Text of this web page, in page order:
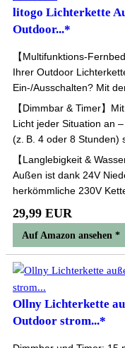
litogo Lichterkette
Outdoor...*
【Multifunktions-
Ihrer Outdoor
Ein-/Ausschalten? Mit
【Dimmbar & Timer】
Licht jeder Situation an
(z. B. 4 oder 8 Stunden)
【Langlebigkeit &
Außen ist dank 24V
herkömmliche 230V
29,99 EUR
Auf Amazon ansehen *
Ollny Lichterkette
Outdoor strom...*